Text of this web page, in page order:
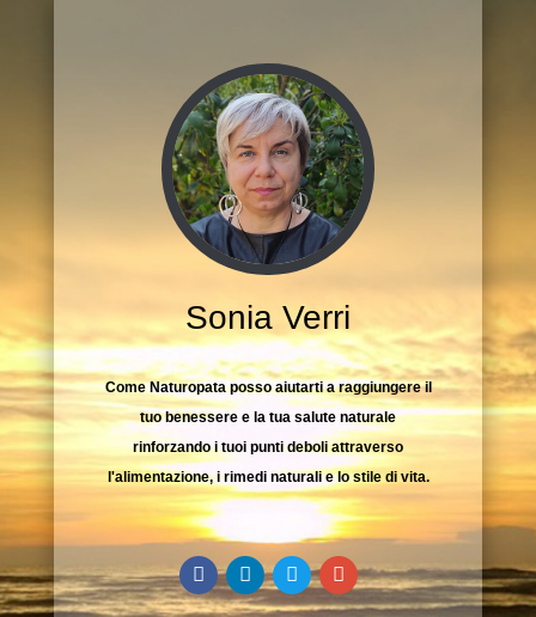
Sonia Verri
Come Naturopata posso aiutarti a raggiungere il
tuo benessere e la tua salute naturale
rinforzando i tuoi punti deboli attraverso
l'alimentazione, i rimedi naturali e lo stile di vita.